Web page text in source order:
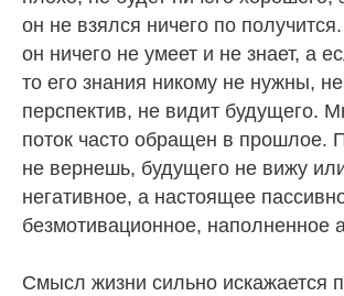
он не взялся ничего по
он ничего не умеет и не знает, а
то его знания никому не нужны,
перспектив, не видит будущего.
поток часто обращен в прошлое.
не вернешь, будущего не вижу
негативное, а настоящее
безмотивационное, наполненное
Смысл жизни сильно искажается